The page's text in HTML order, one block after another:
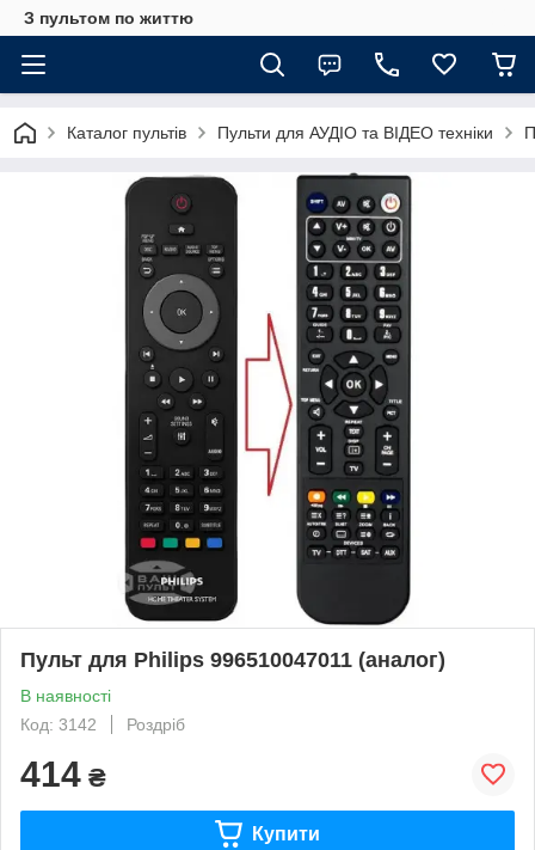
З пультом по життю
Каталог пультів Пульти для АУДІО та ВІДЕО техніки
Пульт для Philips 996510047011 (аналог)
В наявності
Код: 3142
Роздріб
414 ₴
Купити